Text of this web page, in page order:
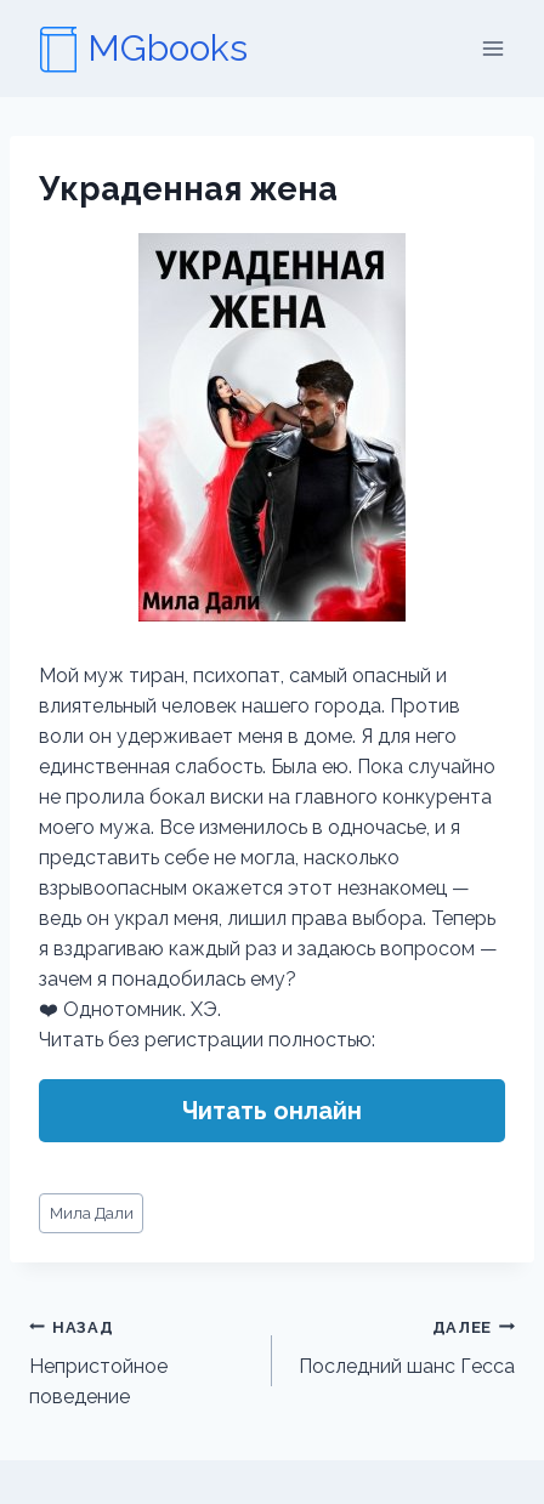
содержимому
MGbooks
Украденная жена
Мой муж тиран, психопат, самый опасный и
влиятельный человек нашего города. Против
воли он удерживает меня в доме. Я для него
единственная слабость. Была ею. Пока случайно
не пролила бокал виски на главного конкурента
моего мужа. Все изменилось в одночасье, и я
представить себе не могла, насколько
взрывоопасным окажется этот незнакомец —
ведь он украл меня, лишил права выбора. Теперь
я вздрагиваю каждый раз и задаюсь вопросом —
зачем я понадобилась ему?
❤️ Однотомник. ХЭ.
Читать без регистрации полностью:
Читать онлайн
Метки
записи:
Мила Дали
Навигация
по
записям
НАЗАД
Непристойное
поведение
ДАЛЕЕ
Последний шанс Гесса